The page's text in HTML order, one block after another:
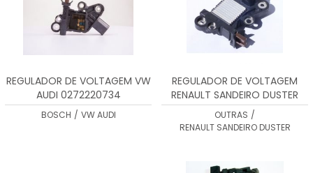
REGULADOR DE VOLTAGEM VW
AUDI 0272220734
BOSCH / VW AUDI
REGULADOR DE VOLTAGEM
RENAULT SANDEIRO DUSTER
0272220736
OUTRAS /
RENAULT SANDEIRO DUSTER